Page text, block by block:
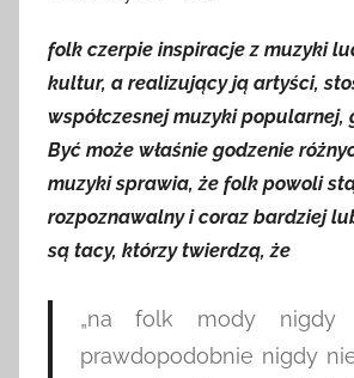
folk czerpie inspiracje z muzyki
kultur, a realizujący ją artyści,
współczesnej muzyki popularnej,
Być może właśnie godzenie
muzyki sprawia, że folk powoli
rozpoznawalny i coraz bardziej
są tacy, którzy twierdzą, że
„na folk mody
prawdopodobnie nigdy